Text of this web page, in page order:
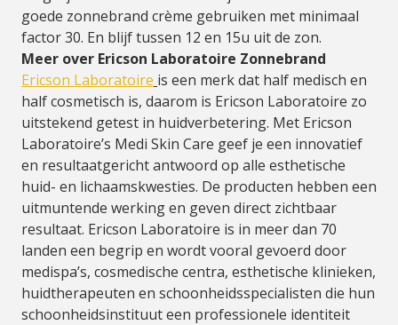
goede zonnebrand crème gebruiken met minimaal
factor 30. En blijf tussen 12 en 15u uit de zon.
Meer over Ericson Laboratoire Zonnebrand
Ericson Laboratoire is een merk dat half medisch en
half cosmetisch is, daarom is Ericson Laboratoire zo
uitstekend getest in huidverbetering. Met Ericson
Laboratoire’s Medi Skin Care geef je een innovatief
en resultaatgericht antwoord op alle esthetische
huid- en lichaamskwesties. De producten hebben een
uitmuntende werking en geven direct zichtbaar
resultaat. Ericson Laboratoire is in meer dan 70
landen een begrip en wordt vooral gevoerd door
medispa’s, cosmedische centra, esthetische klinieken,
huidtherapeuten en schoonheidsspecialisten die hun
schoonheidsinstituut een professionele identiteit